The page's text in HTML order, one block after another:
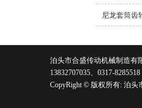
尼龙套筒齿
泊头市合盛传动机械制造有
13832707035、0317-8285518
CopyRight © 版权所有: 泊头